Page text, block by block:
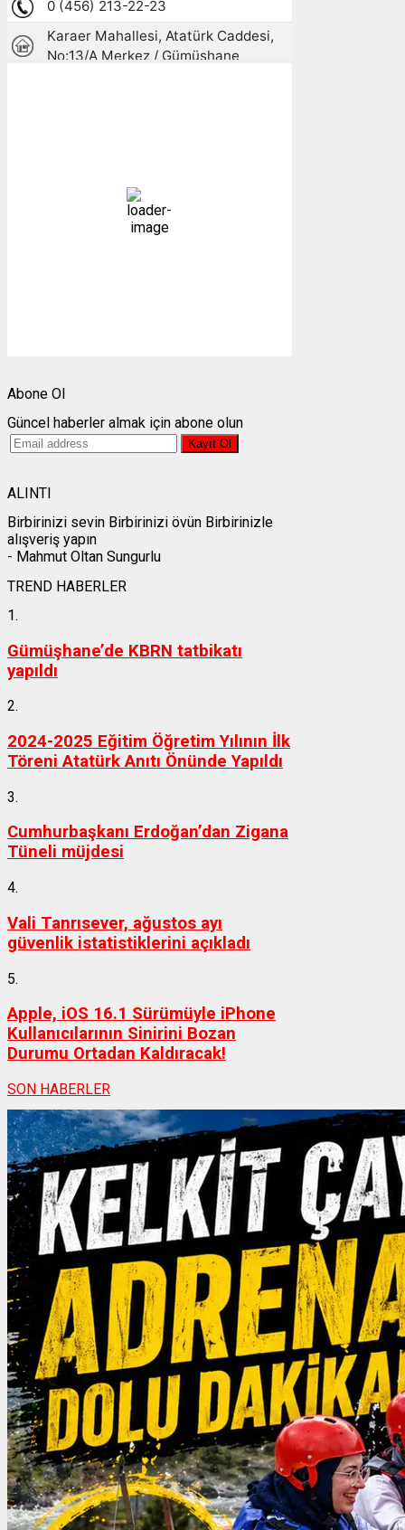
96 %
1013 mb
Abone Ol
Güncel haberler almak için abone olun
ALINTI
Birbirinizi sevin Birbirinizi övün Birbirinizle
alışveriş yapın
- Mahmut Oltan Sungurlu
TREND HABERLER
1.
Gümüşhane’de KBRN tatbikatı
yapıldı
2.
2024-2025 Eğitim Öğretim Yılının İlk
Töreni Atatürk Anıtı Önünde Yapıldı
3.
Cumhurbaşkanı Erdoğan’dan Zigana
Tüneli müjdesi
4.
Vali Tanrısever, ağustos ayı
güvenlik istatistiklerini açıkladı
5.
Apple, iOS 16.1 Sürümüyle iPhone
Kullanıcılarının Sinirini Bozan
Durumu Ortadan Kaldıracak!
SON HABERLER